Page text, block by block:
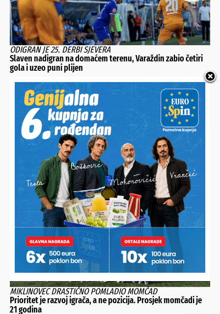
ODIGRAN JE 25. DERBI SJEVERA
Slaven nadigran na domaćem terenu, Varaždin zabio četiri
gola i uzeo puni plijen
PRIREĐEN JE DEFILE JAHAČA I KOČIJA I DRUŽENJE
Sportski konjički klub Podravske Sesvete proslavio 20.
rođendan
MIKLINOVEC DRASTIČNO POMLADIO MOMČAD
Prioritet je razvoj igrača, a ne pozicija. Prosjek momčadi je
21 godina